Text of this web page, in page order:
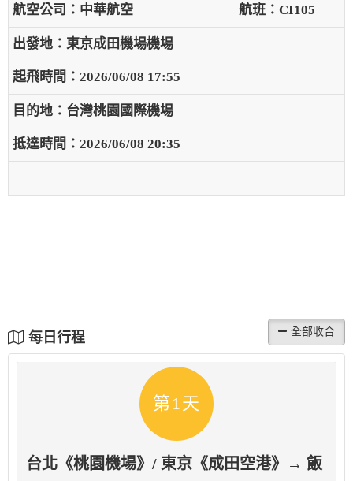
中華航空 CI105
東京成田機場機場
2026/06/08 17:55
台灣桃園國際機場
2026/06/08 20:35
每日行程
第1天
台北《桃園機場》/ 東京《成田空港》→ 飯